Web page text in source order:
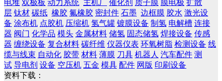
电堆 双极板 动力系统 主机厂 催化剂 质子膜 膜电极 扩散
层 钛材 碳纸 橡胶 氟橡胶 密封件 石墨 边框膜 胶水 激光设
备 涂布机 点胶机 压缩机 氢气罐 镀膜设备 制氢 电解槽 连接
器 阀门 化学品 模头 金属材料 储氢 固态储氢 焊接设备 传感
器 缠绕设备 复合材料 碳纤维 仪器仪表 环氧树脂 检测设备 线
缆与线束 自动化 胶带 材料 薄膜 刀具 机器人 汽车配件 测
试 导电剂 设备 空压机 五金 模具 配件 网版 印刷设备
资料下载：